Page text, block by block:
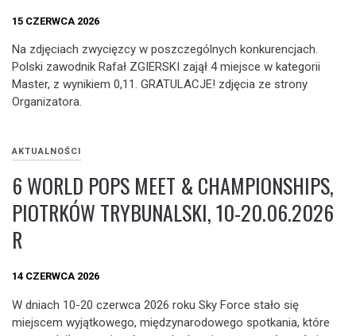
15 CZERWCA 2026
Na zdjęciach zwycięzcy w poszczególnych konkurencjach.
Polski zawodnik Rafał ZGIERSKI zajął 4 miejsce w kategorii
Master, z wynikiem 0,11. GRATULACJE! zdjęcia ze strony
Organizatora.
AKTUALNOŚCI
6 WORLD POPS MEET & CHAMPIONSHIPS,
PIOTRKÓW TRYBUNALSKI, 10-20.06.2026
R
14 CZERWCA 2026
W dniach 10-20 czerwca 2026 roku Sky Force stało się
miejscem wyjątkowego, międzynarodowego spotkania, które